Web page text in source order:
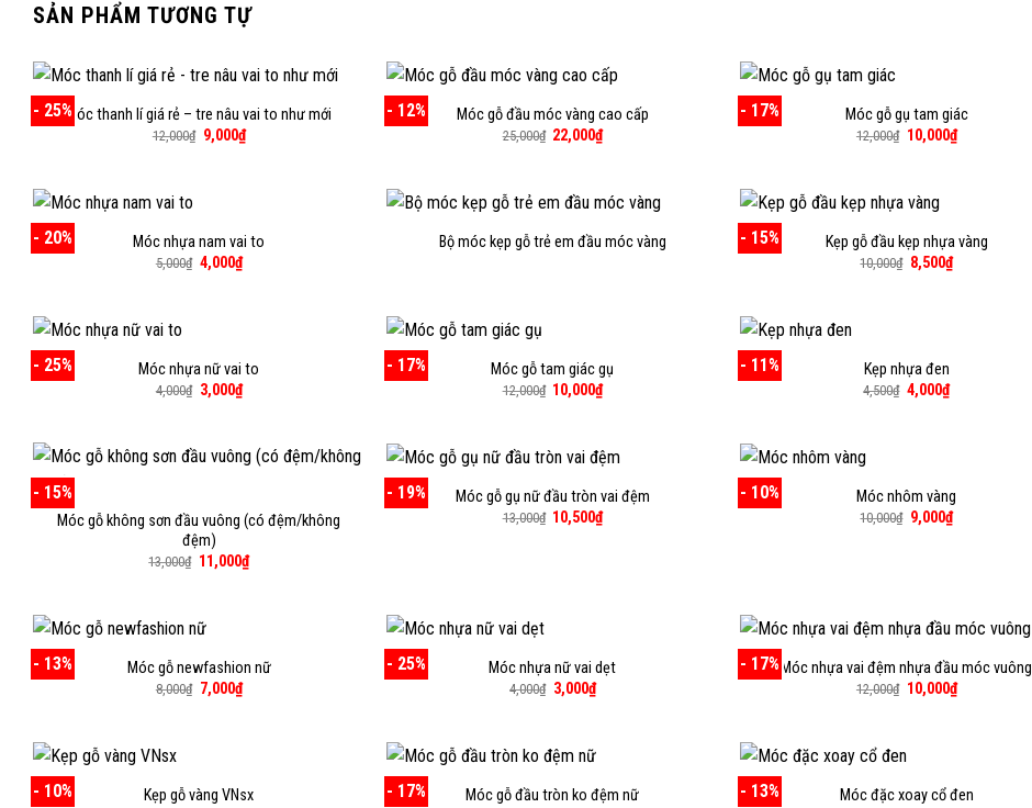
SẢN PHẨM TƯƠNG TỰ
- 25%Móc thanh lí giá rẻ – tre nâu vai to như mới
12,000₫ Giá
gốc
9,000₫Giá
hiện
- 12% Móc gỗ đầu móc vàng cao cấp
25,000₫ Giá
gốc
22,000₫Giá
hiện
22,000₫.
- 17% Móc gỗ gụ tam giác
12,000₫ Giá
gốc
10,000₫Giá
hiện
- 20% Móc nhựa nam vai to
5,000₫ Giá
gốc
4,000₫Giá
hiện
Bộ móc kẹp gỗ trẻ em đầu móc vàng - 15% Kẹp gỗ đầu kẹp nhựa vàng
10,000₫ Giá
gốc
8,500₫Giá
hiện
- 25% Móc nhựa nữ vai to
4,000₫ Giá
gốc
3,000₫Giá
hiện
3,000₫.
- 17% Móc gỗ tam giác gụ
12,000₫ Giá
gốc
10,000₫Giá
hiện
10,000₫.
- 11% Kẹp nhựa đen
4,500₫ Giá
gốc
4,000₫Giá
hiện
- 15%
Móc gỗ không sơn đầu vuông (có đệm/không
đệm)
13,000₫ Giá
gốc
11,000₫Giá
hiện
- 19% Móc gỗ gụ nữ đầu tròn vai đệm
13,000₫ Giá
gốc
10,500₫Giá
hiện
- 10% Móc nhôm vàng
10,000₫ Giá
gốc
9,000₫Giá
hiện
- 13% Móc gỗ newfashion nữ
8,000₫ Giá
gốc
7,000₫Giá
hiện
- 25% Móc nhựa nữ vai dẹt
4,000₫ Giá
gốc
3,000₫Giá
hiện
3,000₫.
- 17% Móc nhựa vai đệm nhựa đầu móc vuông
12,000₫ Giá
gốc
10,000₫Giá
hiện
- 10% Kẹp gỗ vàng VNsx - 17% Móc gỗ đầu tròn ko đệm nữ - 13% Móc đặc xoay cổ đen